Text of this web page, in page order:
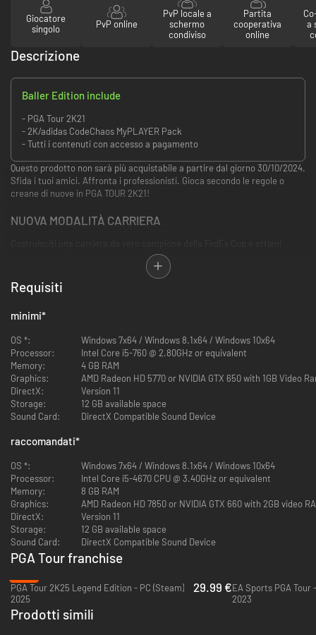
Giocatore
singolo
PvP online
PvP locale a
schermo
condiviso
Partita
cooperativa
online
a
Descrizione
Baller Edition include
- PGA Tour 2K21
- 2K/adidas CodeChaos MyPLAYER Pack
- Tutti i contenuti con accesso a pagamento
Questo prodotto non sarà più acquistabile a partire dal giorno 30/10/2024.
Sfida i tuoi amici. Affronta i professionisti. Gioca secondo le regole o
creane di nuove in PGA TOUR 2K21!
NUOVA MODALITÀ CARRIERA
ricompense affrontando i professionisti dello sport.
GIOCATORI PROFESSIONISTI E NUOVI CAMPI
tra cui TPC Sawgrass, East Lake Golf Club e tanti altri.
CREA IL GIOCATORE E IL CAMPO DEI TUOI SOGNI
Personalizza Il mio GIOCATORE utilizzando attrezzature e vestiti delle tue
marche preferite e crea il tuo campo ideale grazie a migliaia di opzioni di
personalizzazione.
DOMINA IL GREEN A TUTTI I LIVELLI
Utilizza i tutorial e i suggerimenti in tempo reale se è la tua prima volta sul
distanza, Anteprima putt e altre novità.
GIOCA IN COMPAGNIA
Scendi in campo in partite locali e online con i tuoi amici in modalità
come Alt-Shot, Stroke Play, Skin e 4-Player Scramble.
CREA LE TUE REGOLE
Gestisci il tuo circolo con Online Societies e assapora il dolce gusto del
trionfo completando tornei e stagioni con regole personalizzate. Decidi i
requisiti d'ingresso e stabilisci handicap e altre impostazioni per i tuoi
eventi.
Requisiti
minimi*
OS *:
Windows 7x64 / Windows 8.1x64 / Windows 10x64
Processor:
Intel Core i5-760 @ 2.80GHz or equivalent
Memory:
4 GB RAM
Graphics:
AMD Radeon HD 5770 or NVIDIA GTX 650 with 1GB Video
DirectX:
Version 11
Storage:
12 GB available space
Sound Card:
DirectX Compatible Sound Device
raccomandati*
OS *:
Windows 7x64 / Windows 8.1x64 / Windows 10x64
Processor:
Intel Core i5-4670 CPU @ 3.40GHz or equivalent
Memory:
8 GB RAM
Graphics:
AMD Radeon HD 7850 or NVIDIA GTX 660 with 2GB video
DirectX:
Version 11
Storage:
12 GB available space
Sound Card:
DirectX Compatible Sound Device
PGA Tour franchise
PGA Tour 2K25 Legend Edition - PC (Steam)
2025
29.99 €EA Sports PGA Tour
2023
Prodotti simili